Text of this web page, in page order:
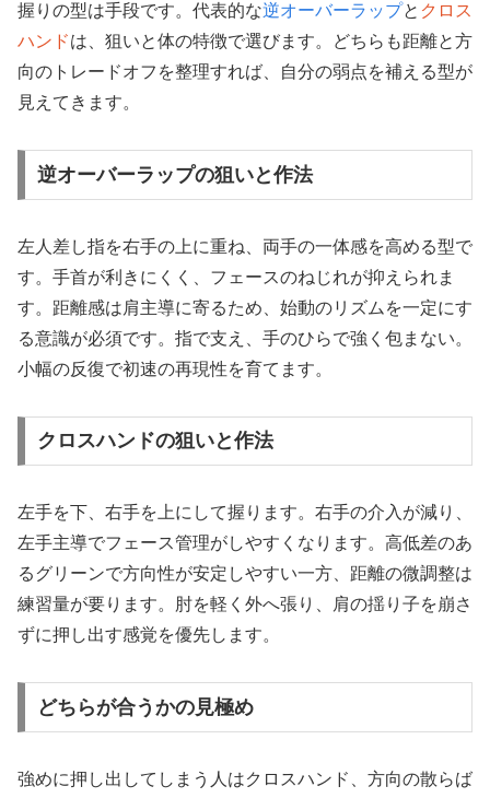
握りの型は手段です。代表的な逆オーバーラップと クロス
ハンドは、狙いと体の特徴で選びます。どちらも距離と方
向のトレードオフを整理すれば、自分の弱点を補える型が
見えてきます。
逆オーバーラップの狙いと作法
左人差し指を右手の上に重ね、両手の一体感を高める型で
す。手首が利きにくく、フェースのねじれが抑えられま
す。距離感は肩主導に寄るため、始動のリズムを一定にす
る意識が必須です。指で支え、手のひらで強く包まない。
小幅の反復で初速の再現性を育てます。
クロスハンドの狙いと作法
左手を下、右手を上にして握ります。右手の介入が減り、
左手主導でフェース管理がしやすくなります。高低差のあ
るグリーンで方向性が安定しやすい一方、距離の微調整は
練習量が要ります。肘を軽く外へ張り、肩の揺り子を崩さ
ずに押し出す感覚を優先します。
どちらが合うかの見極め
強めに押し出してしまう人はクロスハンド、方向の散らば